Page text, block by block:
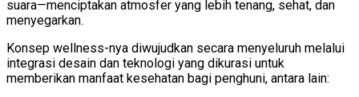
suara—menciptakan atmosfer yang lebih tenang, sehat, dan
menyegarkan.
Konsep wellness-nya diwujudkan secara menyeluruh melalui
integrasi desain dan teknologi yang dikurasi untuk
memberikan manfaat kesehatan bagi penghuni, antara lain: